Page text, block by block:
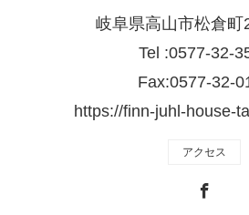
岐阜県高山市松倉町
Tel :0577-32-
Fax:0577-32-
https://finn-juhl-house-
アクセス